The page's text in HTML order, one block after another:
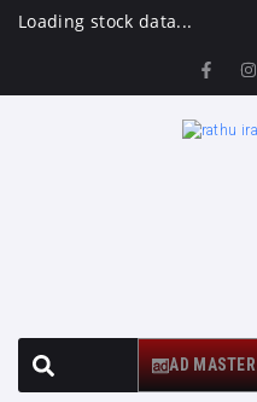
Loading stock data...
AD MASTER